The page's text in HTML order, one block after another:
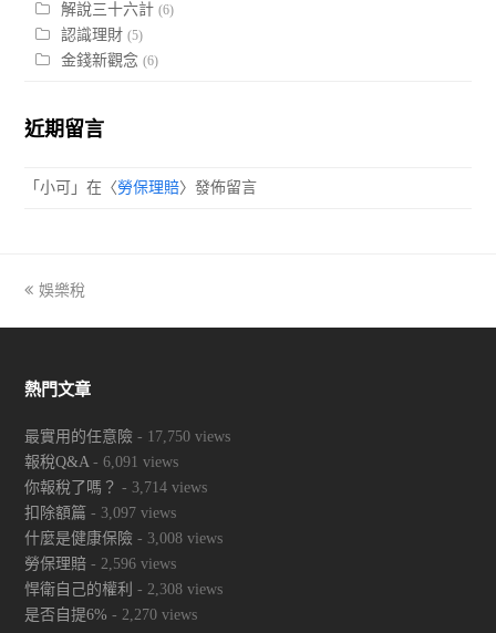
解說三十六計 (6)
認識理財 (5)
金錢新觀念 (6)
近期留言
「小可 」在〈勞保理賠〉發佈留言
previous
娛樂稅
熱門文章
最實用的任意險 - 17,750 views
報稅Q&A - 6,091 views
你報稅了嗎？ - 3,714 views
扣除額篇 - 3,097 views
什麼是健康保險 - 3,008 views
勞保理賠 - 2,596 views
悍衛自己的權利 - 2,308 views
是否自提6% - 2,270 views